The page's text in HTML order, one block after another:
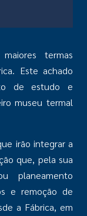
termas
Este achado
de estudo e
museu termal
irão integrar a
que, pela sua
planeamento
e remoção de
a Fábrica, em